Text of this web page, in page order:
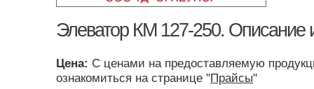
Элеватор КМ 127-250. Описание
Цена: С ценами на предоставляемую
ознакомиться на странице "Прайсы"